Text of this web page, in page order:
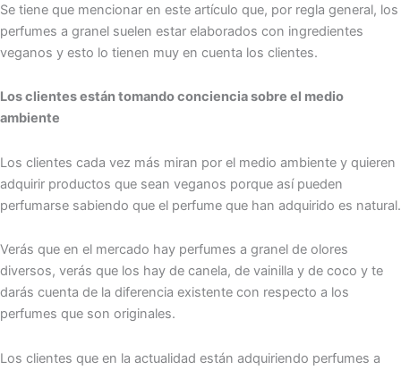
Se tiene que mencionar en este artículo que, por regla general, los
perfumes a granel suelen estar elaborados con ingredientes
veganos y esto lo tienen muy en cuenta los clientes.
Los clientes están tomando conciencia sobre el medio
ambiente
Los clientes cada vez más miran por el medio ambiente y quieren
adquirir productos que sean veganos porque así pueden
perfumarse sabiendo que el perfume que han adquirido es natural.
Verás que en el mercado hay perfumes a granel de olores
diversos, verás que los hay de canela, de vainilla y de coco y te
darás cuenta de la diferencia existente con respecto a los
perfumes que son originales.
Los clientes que en la actualidad están adquiriendo perfumes a